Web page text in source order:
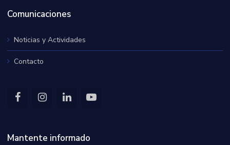
Comunicaciones
Noticias y Actividades
Contacto
Mantente informado